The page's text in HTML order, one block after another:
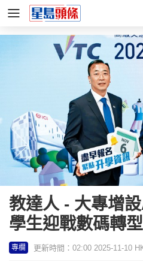
教達人 - 大專增
學生迎戰數碼轉
專欄 更新時間：02:00 2025-11-10